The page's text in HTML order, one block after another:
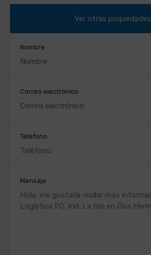
Ver otras propiedades
Nombre
Correo electrónico
Teléfono
Mensaje